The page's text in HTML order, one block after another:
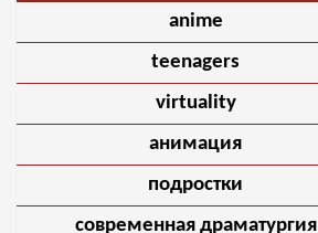
anime
teenagers
virtuality
анимация
подростки
современная драматургия